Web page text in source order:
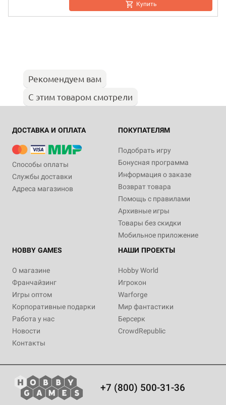
Купить
Рекомендуем вам
С этим товаром смотрели
ДОСТАВКА И ОПЛАТА
Способы оплаты
Службы доставки
Адреса магазинов
ПОКУПАТЕЛЯМ
Подобрать игру
Бонусная программа
Информация о заказе
Возврат товара
Помощь с правилами
Архивные игры
Товары без скидки
Мобильное приложение
HOBBY GAMES
О магазине
Франчайзинг
Игры оптом
Корпоративные подарки
Работа у нас
Новости
Контакты
НАШИ ПРОЕКТЫ
Hobby World
Игрокон
Warforge
Мир фантастики
Берсерк
CrowdRepublic
+7 (800) 500-31-36